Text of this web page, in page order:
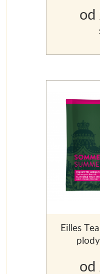
od
Eilles
od